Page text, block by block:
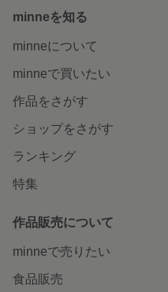
minneを知る
minneについて
minneで買いたい
作品をさがす
ショップをさがす
ランキング
特集
作品販売について
minneで売りたい
食品販売